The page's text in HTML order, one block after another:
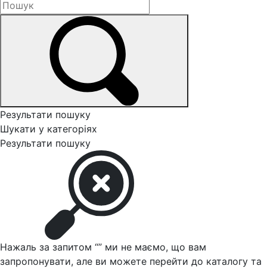
Результати пошуку
Шукати у категоріях
Результати пошуку
Нажаль за запитом “” ми не маємо, що вам
запропонувати, але ви можете перейти до каталогу та